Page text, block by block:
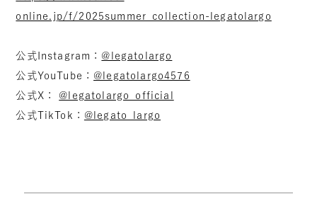
online.jp/f/2025summer_collection-legatolargo
公式Instagram： @legatolargo
公式YouTube： @legatolargo4576
公式X： @legatolargo_official
公式TikTok： @legato_largo